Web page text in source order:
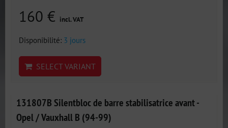
160 € incl. VAT
Disponibilité: 3 jours
SELECT VARIANT
131807B Silentbloc de barre stabilisatrice avant -
Opel / Vauxhall B (94-99)